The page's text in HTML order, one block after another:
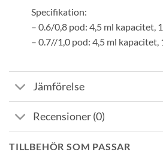
Specifikation:
– 0.6/0,8 pod: 4,5 ml kapacitet,
– 0.7//1,0 pod: 4,5 ml
Jämförelse
Recensioner (0)
TILLBEHÖR SOM PASSAR